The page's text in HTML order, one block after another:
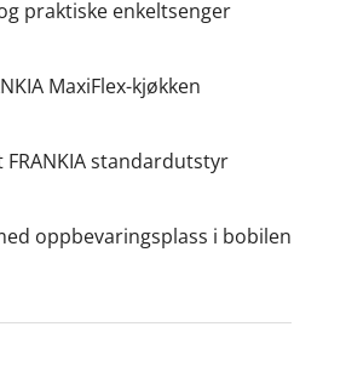
praktiske enkeltsenger
MaxiFlex-kjøkken
FRANKIA standardutstyr
oppbevaringsplass i bobilen